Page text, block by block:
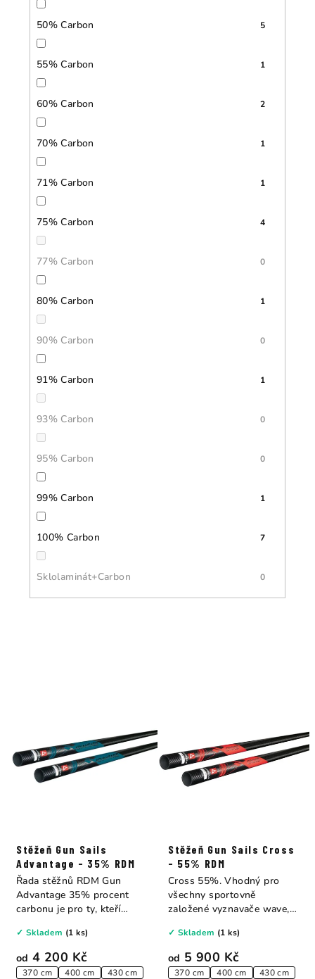
50% Carbon 5
55% Carbon 1
60% Carbon 2
70% Carbon 1
71% Carbon 1
75% Carbon 4
77% Carbon 0
80% Carbon 1
90% Carbon 0
91% Carbon 1
93% Carbon 0
95% Carbon 0
99% Carbon 1
100% Carbon 7
Sklolaminát+Carbon 0
Stěžeň Gun Sails
Advantage - 35% RDM
od 4 200 Kč
370 cm 400 cm 430 cm
✓ Skladem (1 ks)
Řada stěžnů RDM Gun
Advantage 35% procent
carbonu je pro ty, kteří
Stěžeň Gun Sails Cross
- 55% RDM
od 5 900 Kč
370 cm 400 cm 430 cm
✓ Skladem (1 ks)
Cross 55%. Vhodný pro
všechny sportovně
založené vyznavače wave,